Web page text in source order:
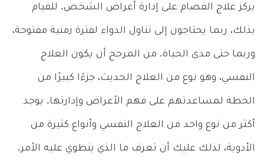
يركز علاج الفصام على إدارة أعراض الشخص. للقيام
بذلك، ربما يحتاجون إلى تناول الدواء لفترة زمنية مفتوحة،
وربما حتى مدى الحياة. من المرجح أن يكون العلاج
النفسي، وهو نوع من العلاج الحديث، جزءًا كبيرًا من
الخطة لمساعدتهم على فهم الأعراض وإدارتها. يوجد
أكثر من نوع واحد من العلاج النفسي وأنواع كثيرة من
الأدوية، لذلك عليك أن تعرف ما الذي ينطوي عليه الأمر.